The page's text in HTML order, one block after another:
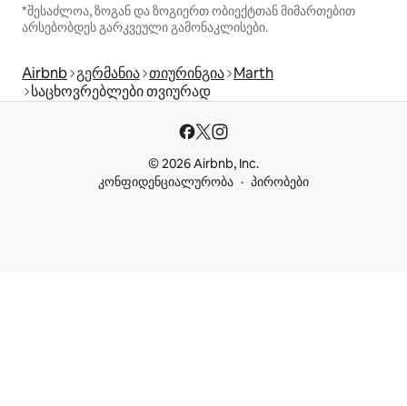
*შესაძლოა, ზოგან და ზოგიერთ ობიექტთან მიმართებით
არსებობდეს გარკვეული გამონაკლისები.
Airbnb გერმანია თიურინგია Marth
საცხოვრებლები თვიურად
© 2026 Airbnb, Inc.
კონფიდენციალურობა
პირობები